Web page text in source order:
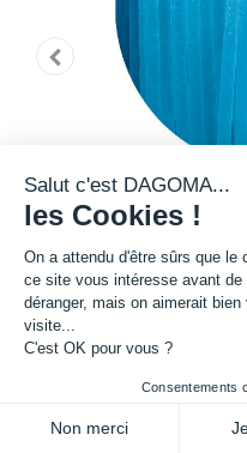
Cette bobine de filament de la
dans sa composition, ce
Salut c'est DAGOMA...
les Cookies !
On a attendu d'être sûrs que le
ce site vous intéresse avant de
déranger, mais on aimerait
visite...
C'est OK pour vous ?
Consentements
Non merci